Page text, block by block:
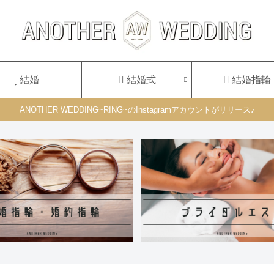
結婚 結婚式 結婚指輪
ANOTHER WEDDING~RING~のInstagramアカウントがリリース♪